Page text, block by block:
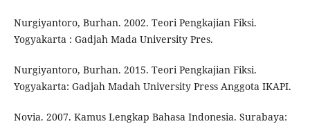
Nurgiyantoro, Burhan. 2002. Teori Pengkajian Fiksi.
Yogyakarta : Gadjah Mada University Pres.
Nurgiyantoro, Burhan. 2015. Teori Pengkajian Fiksi.
Yogyakarta: Gadjah Madah University Press Anggota IKAPI.
Novia. 2007. Kamus Lengkap Bahasa Indonesia. Surabaya: